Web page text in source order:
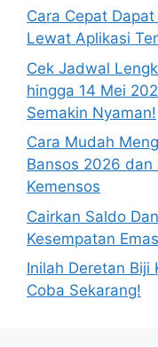
Cara Cepat
Lewat Aplikasi
Cek Jadwal
hingga 14 Mei
Semakin Nyaman!
Cara Mudah
Bansos 2026
Kemensos
Cairkan Saldo
Kesempatan
Inilah Deretan Biji
Coba Sekarang!